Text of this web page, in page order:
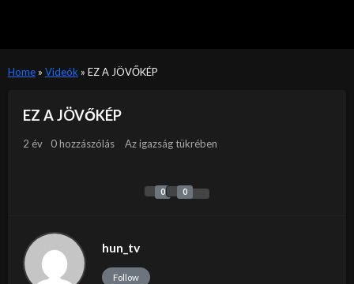
Home» Videók » EZ A JÖVŐKÉP
EZ A JÖVŐKÉP
2 év 0 hozzászólás Az igazság tükrében
0 0
hun_tv
Follow